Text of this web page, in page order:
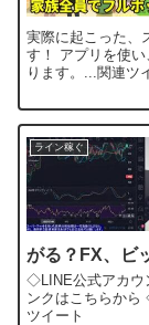
実際に起こった、
す！ アプリを使
ります。...関連ツ
ライン稼ぐ
がる？FX、ビ
◇LINE公式アカウ
ンクはこちらか
ツイート